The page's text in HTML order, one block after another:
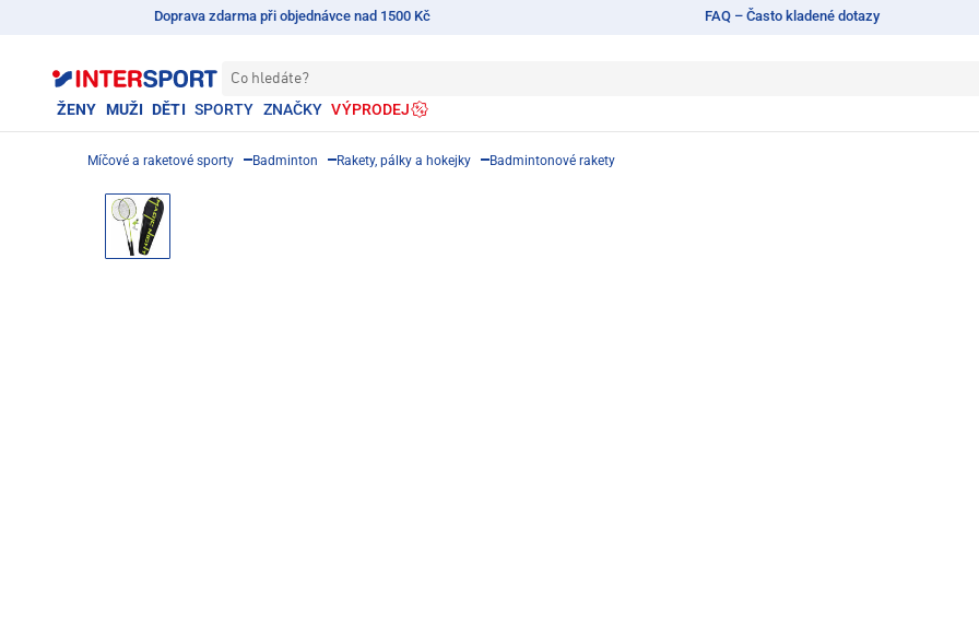
Doprava zdarma při objednávce nad 1500 Kč FAQ – Často kladené dotazy
Co hledáte?
ŽENY MUŽI DĚTI SPORTY ZNAČKY VÝPRODEJ
Míčové a raketové sporty Badminton Rakety, pálky a hokejky Badmintonové rakety